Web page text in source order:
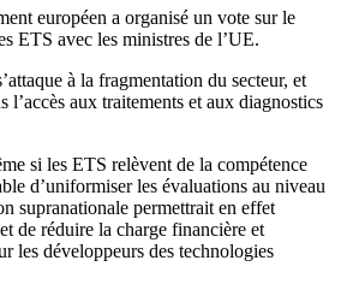
européen a organisé un vote sur le
ETS avec les ministres de l’UE.
à la fragmentation du secteur, et
l’accès aux traitements et aux diagnostics
si les ETS relèvent de la compétence
d’uniformiser les évaluations au niveau
supranationale permettrait en effet
de réduire la charge financière et
les développeurs des technologies